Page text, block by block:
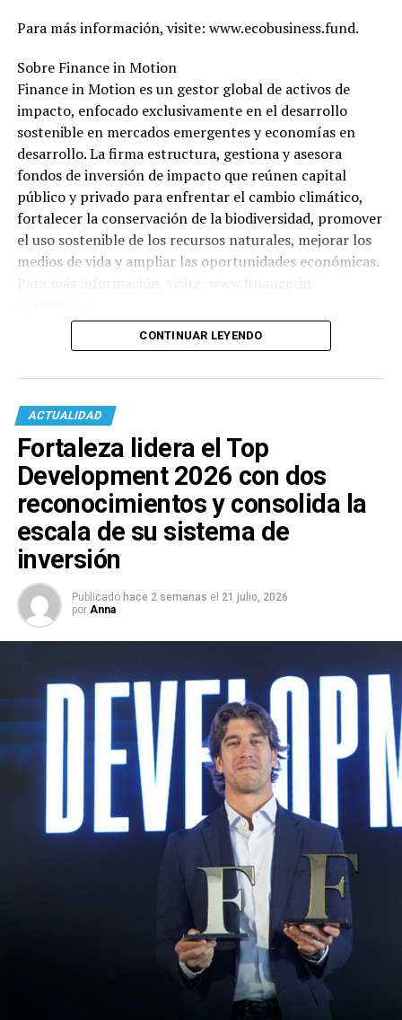
Para más información, visite: www.ecobusiness.fund.
Sobre Finance in Motion
Finance in Motion es un gestor global de activos de
impacto, enfocado exclusivamente en el desarrollo
sostenible en mercados emergentes y economías en
desarrollo. La firma estructura, gestiona y asesora
fondos de inversión de impacto que reúnen capital
público y privado para enfrentar el cambio climático,
fortalecer la conservación de la biodiversidad, promover
el uso sostenible de los recursos naturales, mejorar los
medios de vida y ampliar las oportunidades económicas.
CONTINUAR LEYENDO
ACTUALIDAD
Fortaleza lidera el Top
Development 2026 con dos
reconocimientos y consolida la
escala de su sistema de
inversión
Publicado hace 2 semanas el 21 julio, 2026
por Anna